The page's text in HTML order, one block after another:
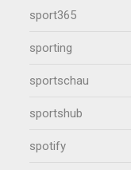
sport365
sporting
sportschau
sportshub
spotify